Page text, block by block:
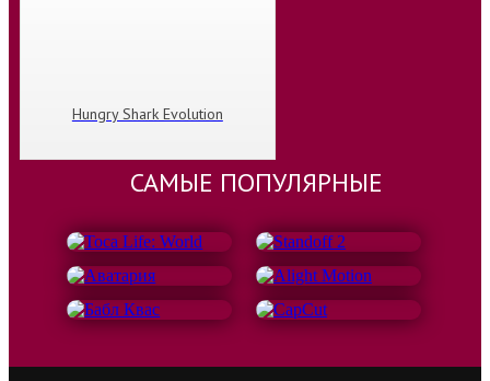
Hungry Shark Evolution
САМЫЕ ПОПУЛЯРНЫЕ